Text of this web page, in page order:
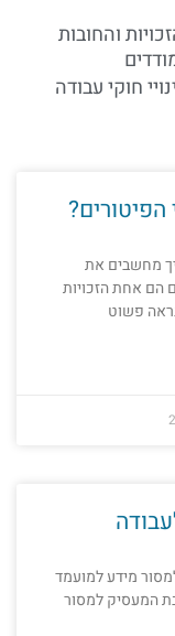
והחובות
חוקי עבודה
מחשבים את
הם אחת הזכויות
פשוט
מידע למועמד
המעסיק למסור